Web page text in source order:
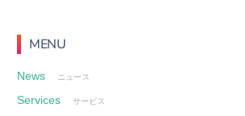
MENU
News ニュース
Services サービス